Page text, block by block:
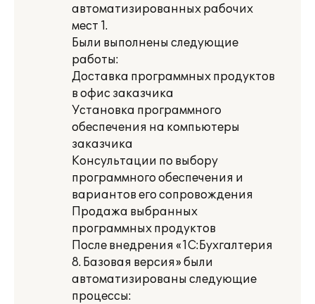
автоматизированных рабочих
мест 1.
Были выполнены следующие
работы:
Доставка программных продуктов
в офис заказчика
Установка программного
обеспечения на компьютеры
заказчика
Консультации по выбору
программного обеспечения и
вариантов его сопровождения
Продажа выбранных
программных продуктов
После внедрения «1С:Бухгалтерия
8. Базовая версия» были
автоматизированы следующие
процессы: